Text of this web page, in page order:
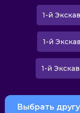
1-й
1-й
1-й
Выбрать